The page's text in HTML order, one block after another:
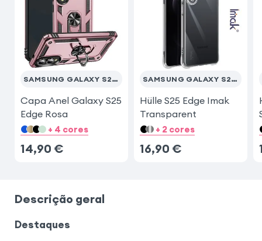
SAMSUNG GALAXY S25 EDGE
Capa Anel Galaxy S25
Edge Rosa
+ 4 cores
14,90 €
SAMSUNG GALAXY S25 EDGE
Hülle S25 Edge Imak
Transparent
+ 2 cores
16,90 €
Descrição geral
Destaques